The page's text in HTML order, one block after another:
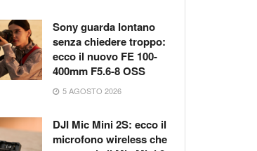
Sony guarda lontano
senza chiedere troppo:
ecco il nuovo FE 100-
400mm F5.6-8 OSS
5 AGOSTO 2026
DJI Mic Mini 2S: ecco il
microfono wireless che